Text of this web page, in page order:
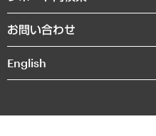
自然資源・農林水産業・食料システム
組織図・本部部室紹介
インドネシア現地法人
個人情報保護方針
お問い合わせ
English